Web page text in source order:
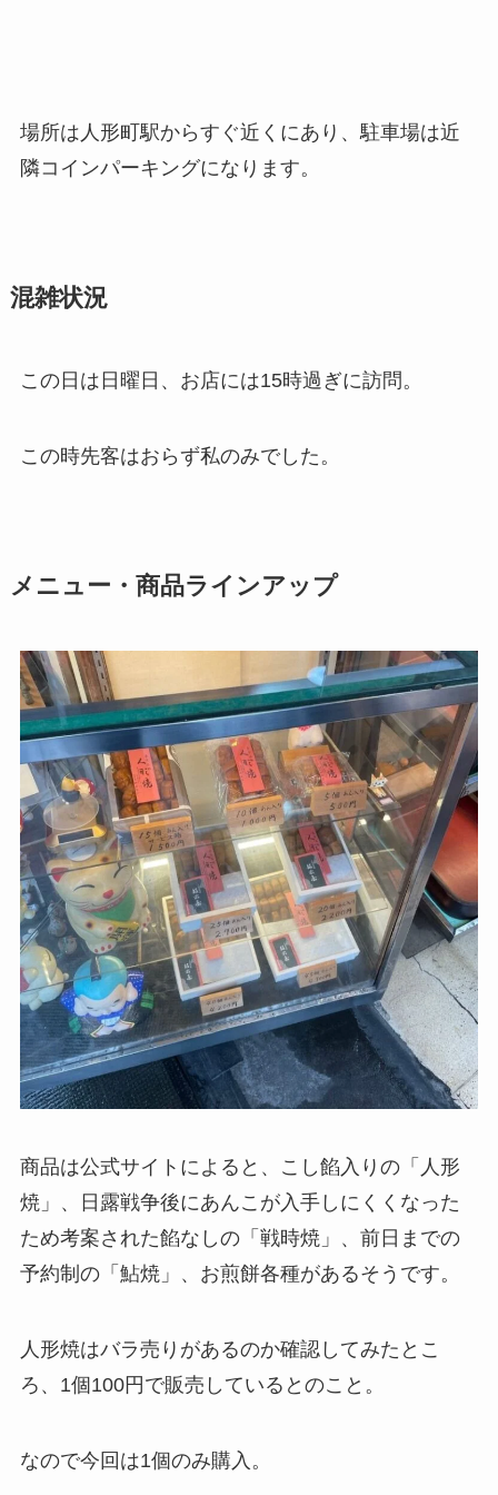
場所は人形町駅からすぐ近くにあり、駐車場は近
隣コインパーキングになります。
混雑状況
この日は日曜日、お店には15時過ぎに訪問。
この時先客はおらず私のみでした。
メニュー・商品ラインアップ
商品は公式サイトによると、こし餡入りの「人形
焼」、日露戦争後にあんこが入手しにくくなった
ため考案された餡なしの「戦時焼」、前日までの
予約制の「鮎焼」、お煎餅各種があるそうです。
人形焼はバラ売りがあるのか確認してみたとこ
ろ、1個100円で販売しているとのこと。
なので今回は1個のみ購入。